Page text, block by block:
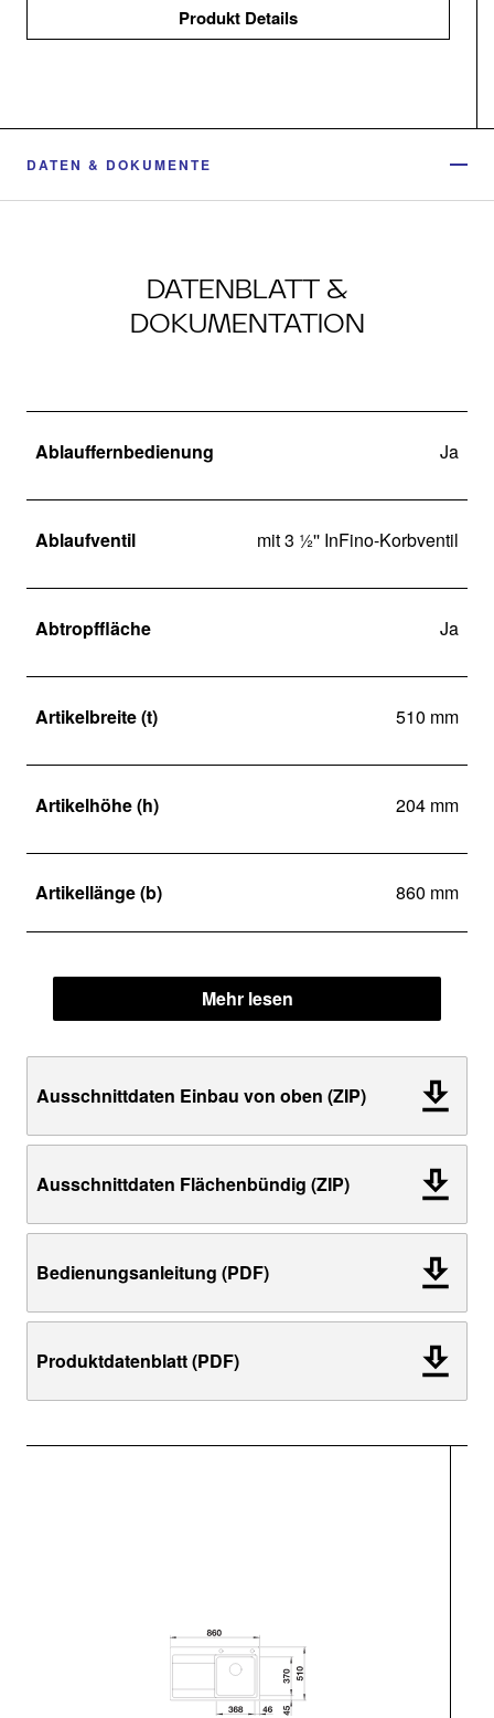
Produkt Details
DATEN & DOKUMENTE
DATENBLATT &
DOKUMENTATION
Ablauffernbedienung Ja
Ablaufventil mit 3 ½'' InFino-Korbventil
Abtropffläche Ja
Artikelbreite (t) 510 mm
Artikelhöhe (h) 204 mm
Artikellänge (b) 860 mm
Mehr lesen
Ausschnittdaten Einbau von oben (ZIP)
Ausschnittdaten Flächenbündig (ZIP)
Bedienungsanleitung (PDF)
Produktdatenblatt (PDF)